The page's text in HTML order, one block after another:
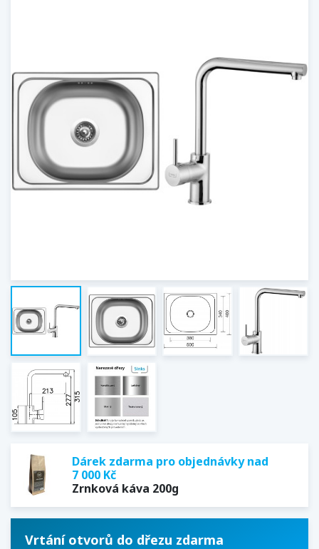
Dárek zdarma pro objednávky nad
7 000 Kč
Zrnková káva 200g
Vrtání otvorů do dřezu zdarma